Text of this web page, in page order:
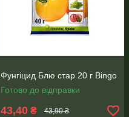
Фунгіцид Блю стар 20 г Bingo
Готово до відправки
43,40 ₴ 43,90 ₴